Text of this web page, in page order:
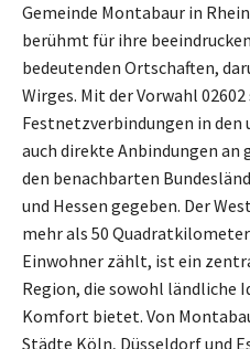
Gemeinde Montabaur in
berühmt für ihre
bedeutenden Ortschaften,
Wirges. Mit der Vorwahl
Festnetzverbindungen in den
auch direkte Anbindungen
den benachbarten
und Hessen gegeben. Der
mehr als 50
Einwohner zählt, ist ein
Region, die sowohl ländliche
Komfort bietet. Von
Städte Köln, Düsseldorf und